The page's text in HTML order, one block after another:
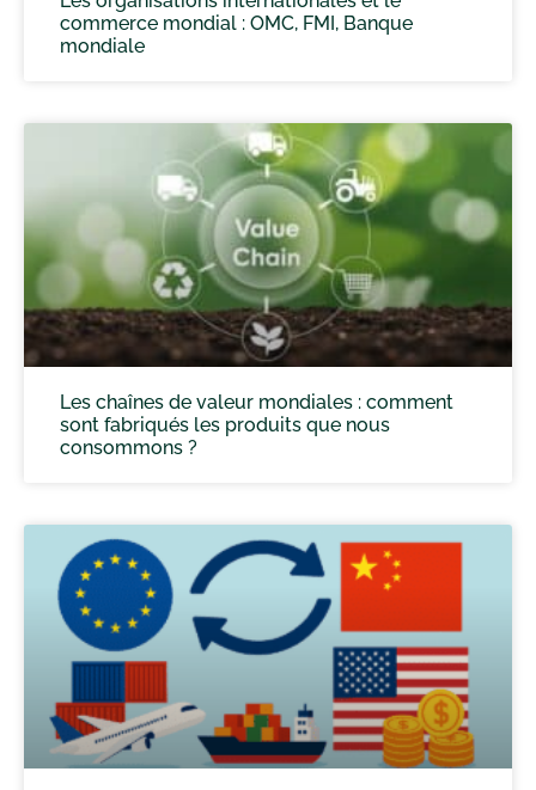
commerce mondial : OMC, FMI, Banque
mondiale
Les chaînes de valeur mondiales : comment
sont fabriqués les produits que nous
consommons ?